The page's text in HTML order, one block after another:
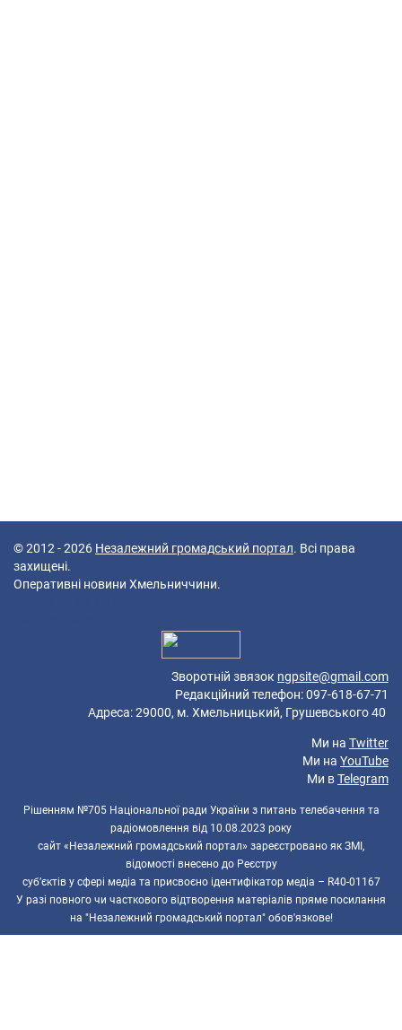
© 2012 - 2026 Незалежний громадський портал. Всі права
захищені.
Оперативні новини Хмельниччини.
Зворотній звязок ngpsite@gmail.com
Редакційний телефон: 097-618-67-71
Адреса: 29000, м. Хмельницький, Грушевського 40
Ми на Twitter
Ми на YouTube
Ми вTelegram
Рішенням №705 Національної ради України з питань телебачення та
радіомовлення від 10.08.2023 року
сайт «Незалежний громадський портал» зареєстровано як ЗМІ,
відомості внесено до Реєстру
суб’єктів у сфері медіа та присвоєно ідентифікатор медіа – R40-01167
У разі повного чи часткового відтворення матеріалів пряме посилання
на "Незалежний громадський портал" обов'язкове!